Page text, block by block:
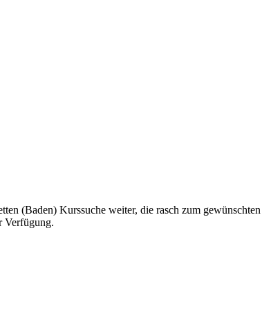
(Baden) Kurssuche weiter, die rasch zum gewünschten
Verfügung.